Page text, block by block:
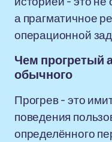
а прагматичное
операционной
Чем прогретый
обычного
Прогрев - это
поведения
определённого